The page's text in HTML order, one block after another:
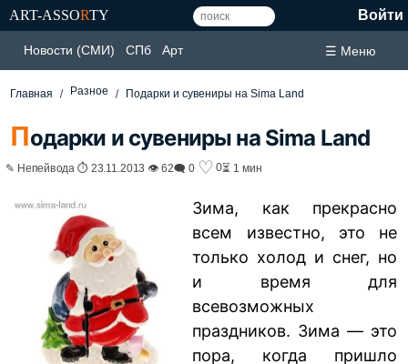
ART-ASSORTY Войти
Новости (СМИ) СПб Арт ☰ Меню
Главная Разное Подарки и сувениры на Sima Land
Подарки и сувениры на Sima Land
✎ Непейвода ⏱ 23.11.2013 👁 62🗨 0 ♡ 0⏳ 1 мин
Зима, как прекрасно
всем известно, это не
только холод и снег, но
и время для
всевозможных
праздников. Зима — это
пора, когда пришло